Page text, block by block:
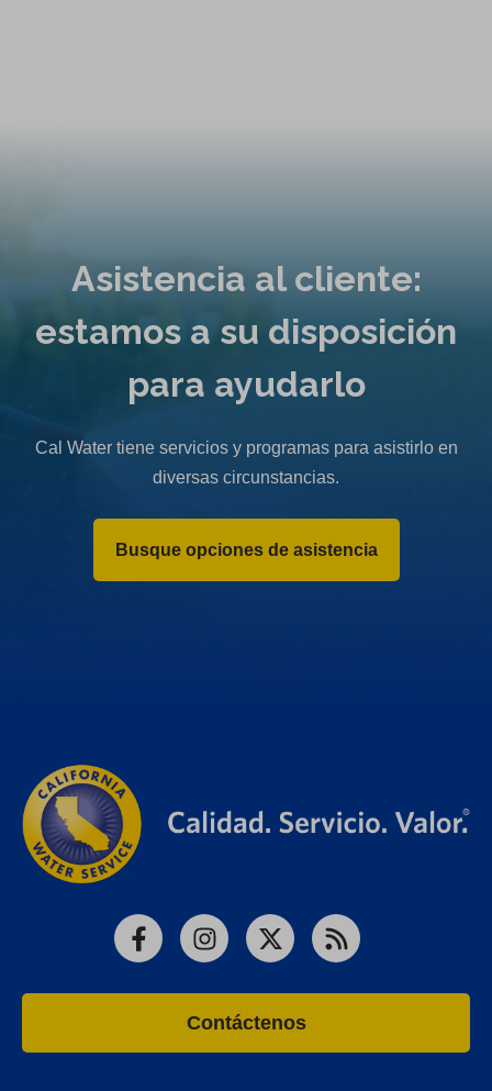
Asistencia al cliente:
estamos a su disposición
para ayudarlo
Cal Water tiene servicios y programas para asistirlo en
diversas circunstancias.
Busque opciones de asistencia
FacebookInstagram
X RSS
Contáctenos